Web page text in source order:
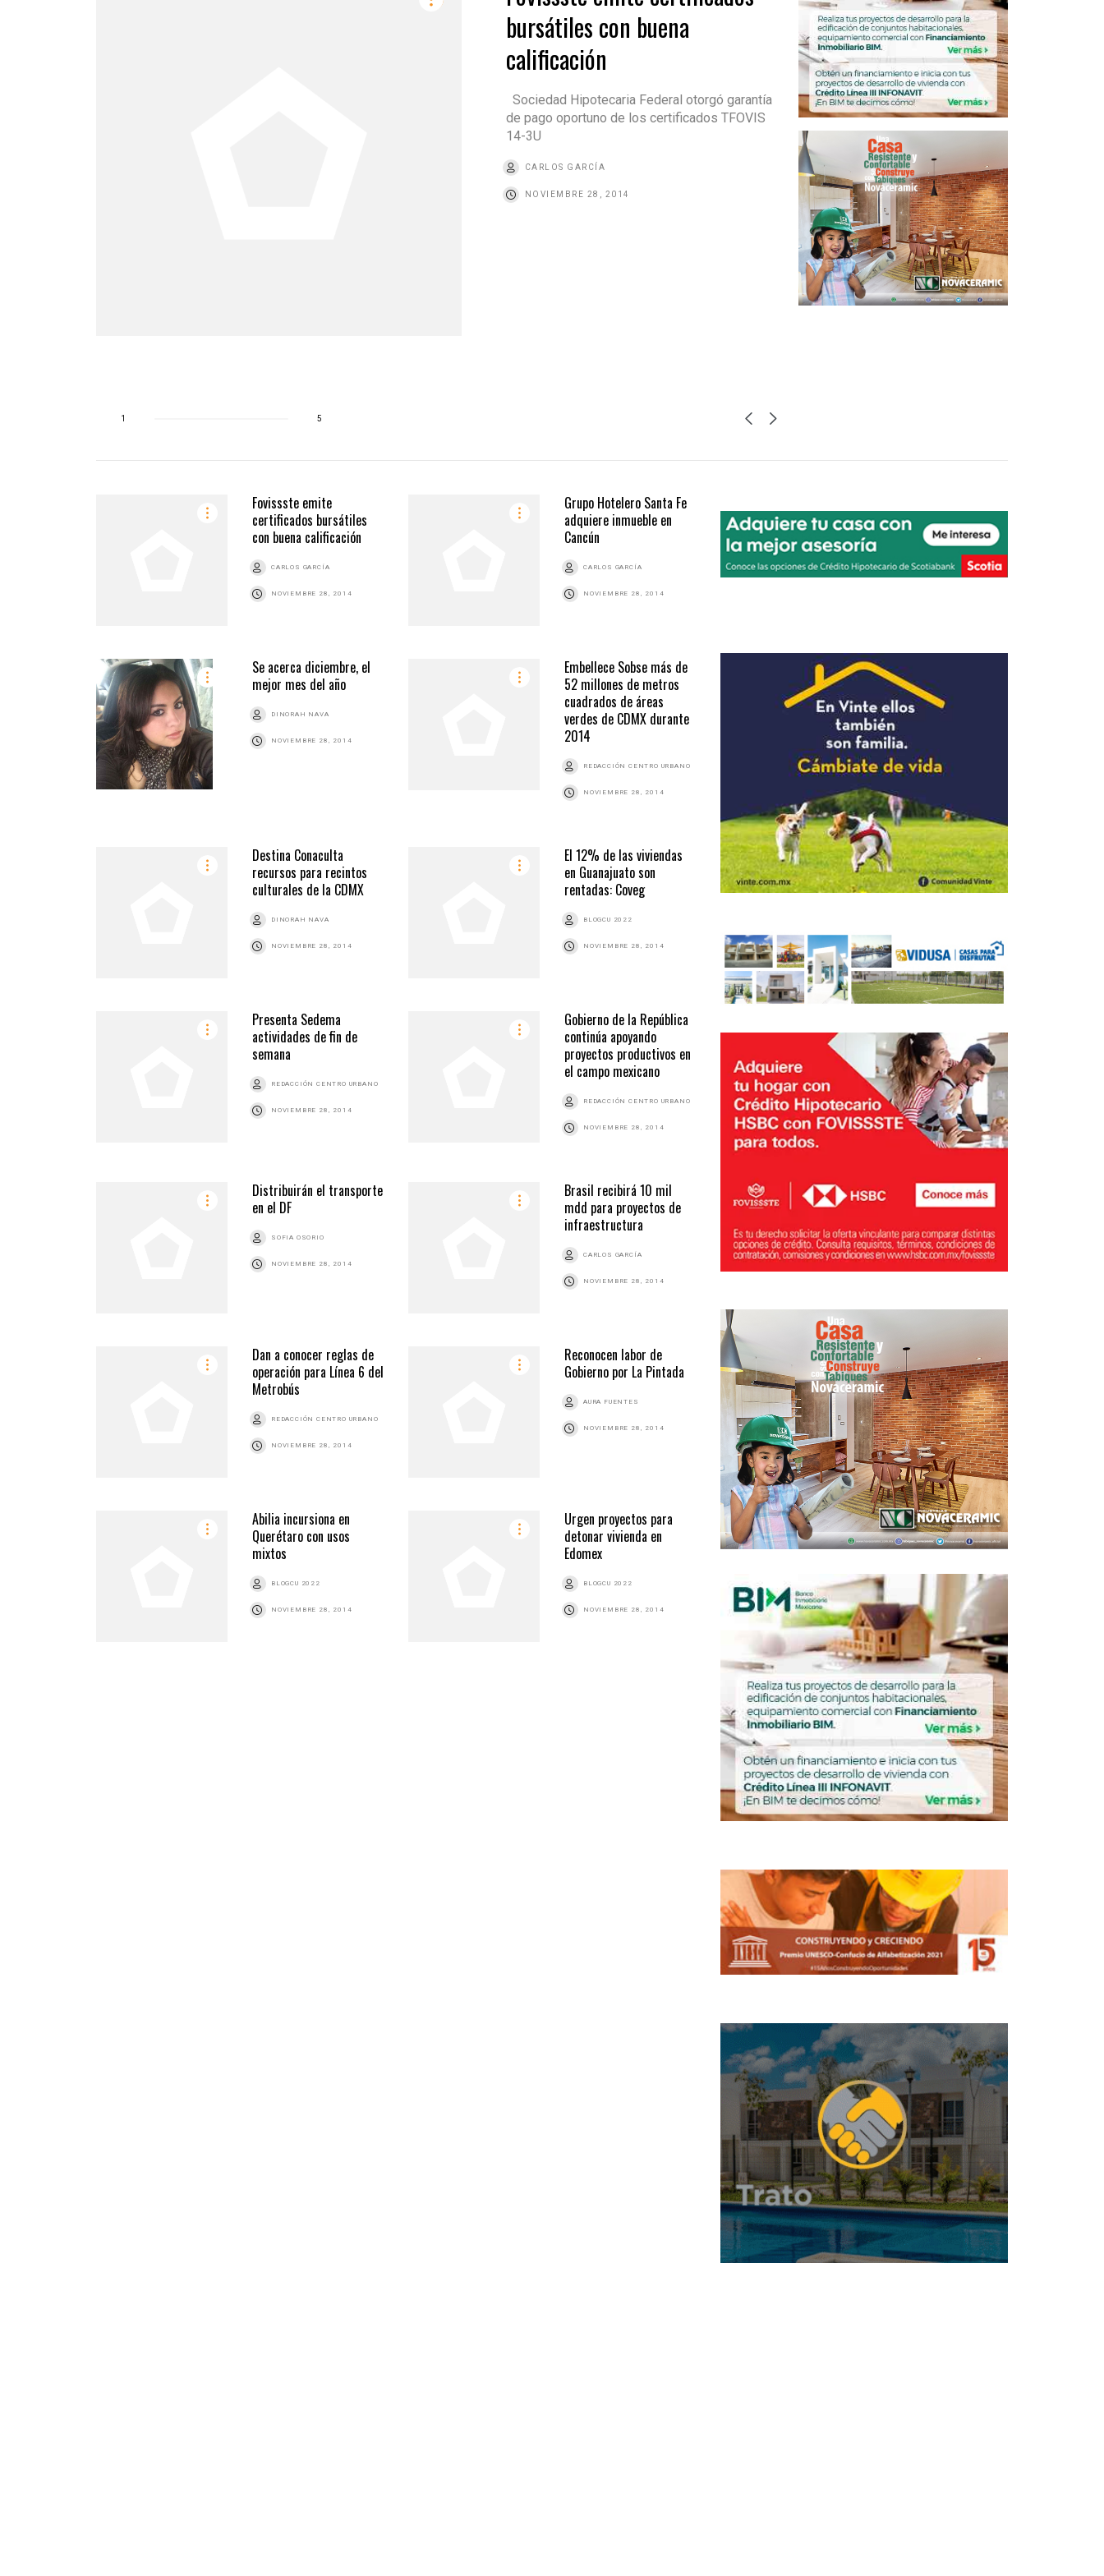
bursátiles con buena
calificación
Sociedad Hipotecaria Federal otorgó garantía
de pago oportuno de los certificados TFOVIS
14-3U
CARLOS GARCÍA
NOVIEMBRE 28, 2014
1 5
Fovissste emite
certificados bursátiles
con buena calificación
CARLOS GARCÍA
NOVIEMBRE 28, 2014
Grupo Hotelero Santa Fe
adquiere inmueble en
Cancún
CARLOS GARCÍA
NOVIEMBRE 28, 2014
Se acerca diciembre, el
mejor mes del año
DINORAH NAVA
NOVIEMBRE 28, 2014
Embellece Sobse más de
52 millones de metros
cuadrados de áreas
verdes de CDMX durante
2014
REDACCIÓN CENTRO URBANO
NOVIEMBRE 28, 2014
Destina Conaculta
recursos para recintos
culturales de la CDMX
DINORAH NAVA
NOVIEMBRE 28, 2014
El 12% de las viviendas
en Guanajuato son
rentadas: Coveg
BLOGCU 2022
NOVIEMBRE 28, 2014
Presenta Sedema
actividades de fin de
semana
REDACCIÓN CENTRO URBANO
NOVIEMBRE 28, 2014
Gobierno de la República
continúa apoyando
proyectos productivos en
el campo mexicano
REDACCIÓN CENTRO URBANO
NOVIEMBRE 28, 2014
Distribuirán el transporte
en el DF
SOFIA OSORIO
NOVIEMBRE 28, 2014
Brasil recibirá 10 mil
mdd para proyectos de
infraestructura
CARLOS GARCÍA
NOVIEMBRE 28, 2014
Dan a conocer reglas de
operación para Línea 6 del
Metrobús
REDACCIÓN CENTRO URBANO
NOVIEMBRE 28, 2014
Reconocen labor de
Gobierno por La Pintada
AURA FUENTES
NOVIEMBRE 28, 2014
Abilia incursiona en
Querétaro con usos
mixtos
BLOGCU 2022
NOVIEMBRE 28, 2014
Urgen proyectos para
detonar vivienda en
Edomex
BLOGCU 2022
NOVIEMBRE 28, 2014